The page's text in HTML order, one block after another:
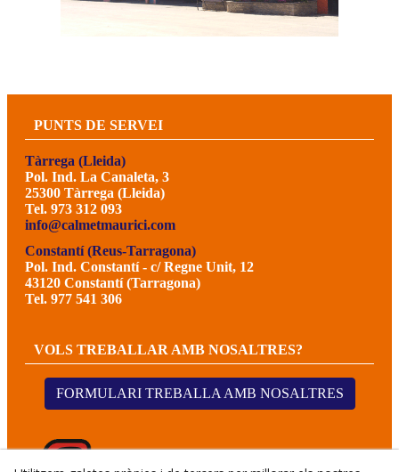
PUNTS DE SERVEI
Tàrrega (Lleida)
Pol. Ind. La Canaleta, 3
25300 Tàrrega (Lleida)
Tel. 973 312 093
info@calmetmaurici.com
Constantí (Reus-Tarragona)
Pol. Ind. Constantí - c/ Regne Unit, 12
43120 Constantí (Tarragona)
Tel. 977 541 306
VOLS TREBALLAR AMB NOSALTRES?
FORMULARI TREBALLA AMB NOSALTRES